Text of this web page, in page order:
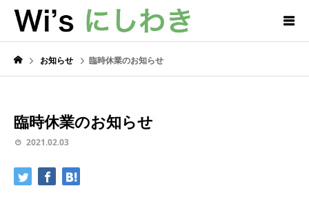
お知らせ 臨時休業のお知らせ
臨時休業のお知らせ
2021.02.03